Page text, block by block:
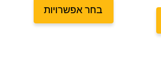
בחר אפשרויות